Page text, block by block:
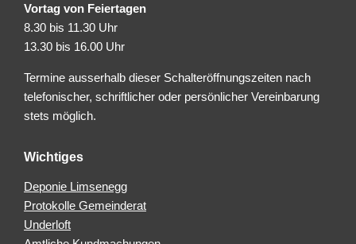
Vortag von Feiertagen
8.30 bis 11.30 Uhr
13.30 bis 16.00 Uhr
Termine ausserhalb dieser Schalteröffnungszeiten nach
telefonischer, schriftlicher oder persönlicher Vereinbarung
stets möglich.
Wichtiges
Deponie Limsenegg
Protokolle Gemeinderat
Underloft